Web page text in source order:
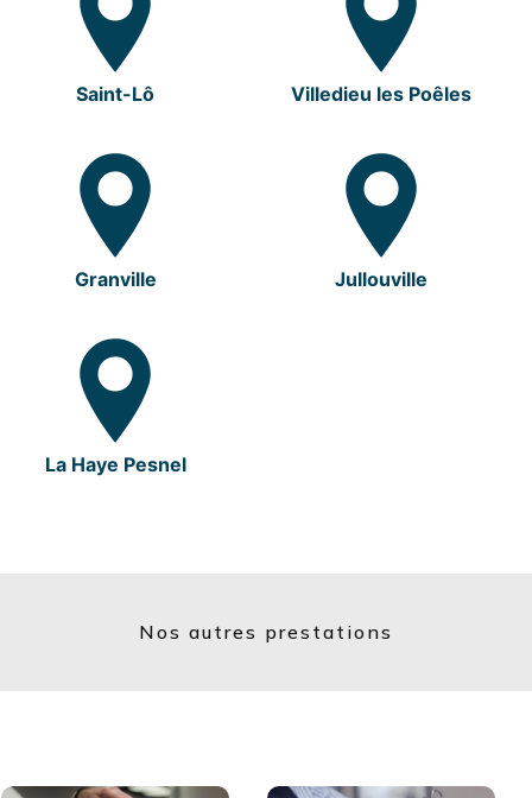
Saint-Lô Villedieu les Poêles
Granville Jullouville
La Haye Pesnel
Nos autres prestations